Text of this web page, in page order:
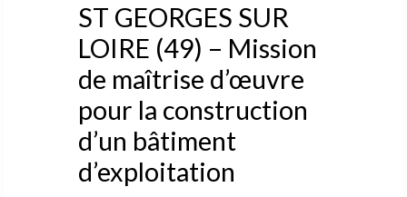
ST GEORGES SUR
LOIRE (49) – Mission
de maîtrise d’œuvre
pour la construction
d’un bâtiment
d’exploitation